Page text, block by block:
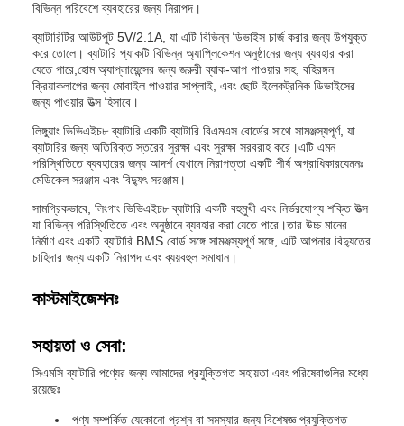
বিভিন্ন পরিবেশে ব্যবহারের জন্য নিরাপদ।
ব্যাটারিটির আউটপুট 5V/2.1A, যা এটি বিভিন্ন ডিভাইস চার্জ করার জন্য উপযুক্ত
করে তোলে। ব্যাটারি প্যাকটি বিভিন্ন অ্যাপ্লিকেশন অনুষ্ঠানের জন্য ব্যবহার করা
যেতে পারে,হোম অ্যাপ্লায়েন্সের জন্য জরুরী ব্যাক-আপ পাওয়ার সহ, বহিরঙ্গন
ক্রিয়াকলাপের জন্য মোবাইল পাওয়ার সাপ্লাই, এবং ছোট ইলেকট্রনিক ডিভাইসের
জন্য পাওয়ার উত্স হিসাবে।
লিঙ্গুয়াং ভিভিএইচ৮ ব্যাটারি একটি ব্যাটারি বিএমএস বোর্ডের সাথে সামঞ্জস্যপূর্ণ, যা
ব্যাটারির জন্য অতিরিক্ত স্তরের সুরক্ষা এবং সুরক্ষা সরবরাহ করে।এটি এমন
পরিস্থিতিতে ব্যবহারের জন্য আদর্শ যেখানে নিরাপত্তা একটি শীর্ষ অগ্রাধিকারযেমনঃ
মেডিকেল সরঞ্জাম এবং বিদ্যুৎ সরঞ্জাম।
সামগ্রিকভাবে, লিংগাং ভিভিএইচ৮ ব্যাটারি একটি বহুমুখী এবং নির্ভরযোগ্য শক্তি উত্স
যা বিভিন্ন পরিস্থিতিতে এবং অনুষ্ঠানে ব্যবহার করা যেতে পারে।তার উচ্চ মানের
নির্মাণ এবং একটি ব্যাটারি BMS বোর্ড সঙ্গে সামঞ্জস্যপূর্ণ সঙ্গে, এটি আপনার বিদ্যুতের
চাহিদার জন্য একটি নিরাপদ এবং ব্যয়বহুল সমাধান।
কাস্টমাইজেশনঃ
সহায়তা ও সেবা:
সিএমসি ব্যাটারি পণ্যের জন্য আমাদের প্রযুক্তিগত সহায়তা এবং পরিষেবাগুলির মধ্যে
রয়েছেঃ
পণ্য সম্পর্কিত যেকোনো প্রশ্ন বা সমস্যার জন্য বিশেষজ্ঞ প্রযুক্তিগত